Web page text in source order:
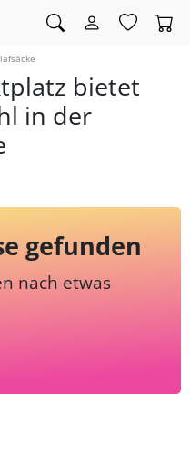
bietet
in der
gefunden
nach etwas